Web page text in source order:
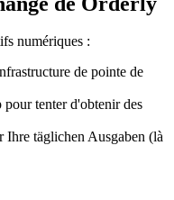
numériques :
de pointe de
tenter d'obtenir des
täglichen Ausgaben (là